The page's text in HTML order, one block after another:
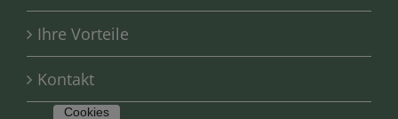
Ihre Vorteile
Kontakt
Cookies